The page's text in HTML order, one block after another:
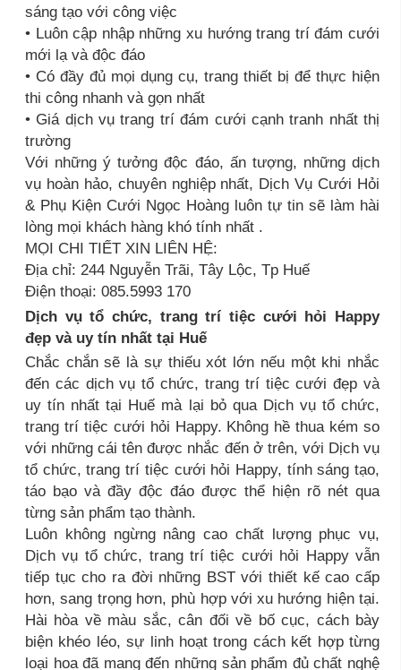
sáng tạo với công việc
• Luôn cập nhập những xu hướng trang trí đám cưới
mới lạ và độc đáo
• Có đầy đủ mọi dụng cụ, trang thiết bị để thực hiện
thi công nhanh và gọn nhất
• Giá dịch vụ trang trí đám cưới cạnh tranh nhất thị
trường
Với những ý tưởng độc đáo, ấn tượng, những dịch
vụ hoàn hảo, chuyên nghiệp nhất, Dịch Vụ Cưới Hỏi
& Phụ Kiện Cưới Ngọc Hoàng luôn tự tin sẽ làm hài
lòng mọi khách hàng khó tính nhất .
MỌI CHI TIẾT XIN LIÊN HỆ:
Địa chỉ: 244 Nguyễn Trãi, Tây Lộc, Tp Huế
Điện thoại: 085.5993 170
Dịch vụ tổ chức, trang trí tiệc cưới hỏi Happy
đẹp và uy tín nhất tại Huế
Chắc chắn sẽ là sự thiếu xót lớn nếu một khi nhắc
đến các dịch vụ tổ chức, trang trí tiệc cưới đẹp và
uy tín nhất tại Huế mà lại bỏ qua Dịch vụ tổ chức,
trang trí tiệc cưới hỏi Happy. Không hề thua kém so
với những cái tên được nhắc đến ở trên, với Dịch vụ
tổ chức, trang trí tiệc cưới hỏi Happy, tính sáng tạo,
táo bạo và đầy độc đáo được thể hiện rõ nét qua
từng sản phẩm tạo thành.
Luôn không ngừng nâng cao chất lượng phục vụ,
Dịch vụ tổ chức, trang trí tiệc cưới hỏi Happy vẫn
tiếp tục cho ra đời những BST với thiết kế cao cấp
hơn, sang trọng hơn, phù hợp với xu hướng hiện tại.
Hài hòa về màu sắc, cân đối về bố cục, cách bày
biện khéo léo, sự linh hoạt trong cách kết hợp từng
loại hoa đã mang đến những sản phẩm đủ chất nghệ